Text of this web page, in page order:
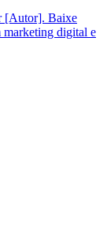
[Autor]. Baixe
marketing digital e